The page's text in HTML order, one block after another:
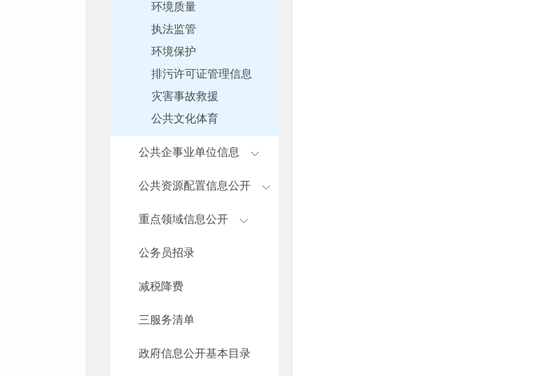
环境质量
执法监管
环境保护
排污许可证管理信息
灾害事故救援
公共文化体育
公共企事业单位信息
公共资源配置信息公开
重点领域信息公开
公务员招录
减税降费
三服务清单
政府信息公开基本目录